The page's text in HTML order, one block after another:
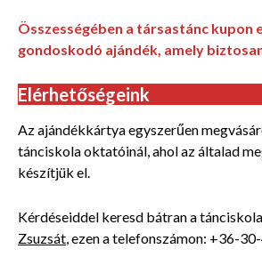
Összességében a társastánc kupon
gondoskodó ajándék, amely
Elérhetőségeink
Az ajándékkártya egyszerűen
tánciskola oktatóinál, ahol az általad
készítjük el.
Kérdéseiddel keresd bátran a
Zsuzsát, ezen a telefonszámon: +36-